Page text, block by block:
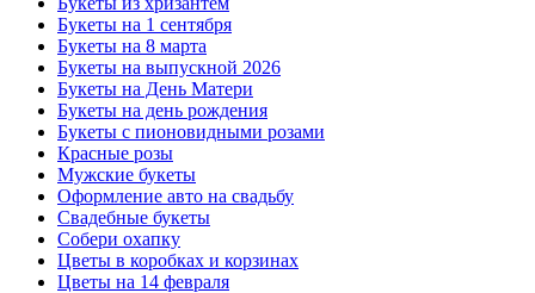
Букеты на 1 сентября
Букеты на 8 марта
Букеты на выпускной 2026
Букеты на День Матери
Букеты на день рождения
Букеты с пионовидными розами
Красные розы
Мужские букеты
Оформление авто на свадьбу
Свадебные букеты
Собери охапку
Цветы в коробках и корзинах
Цветы на 14 февраля